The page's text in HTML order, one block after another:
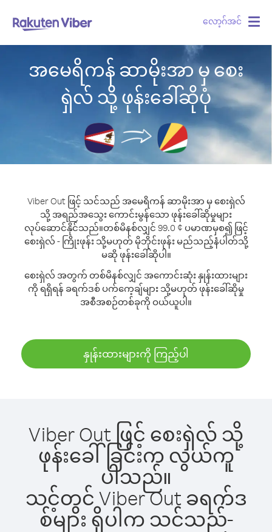
လော့ဂ်အင်
အမေရိကန် ဆာမိုးအာ မှ စေး
ရှဲလ် သို့ ဖုန်းခေါ်ဆိုပုံ
Viber Out ဖြင့် သင်သည် အမေရိကန် ဆာမိုးအာ မှ စေးရှဲလ်
သို့ အရည်အသွေး ကောင်းမွန်သော ဖုန်းခေါ်ဆိုမှုများ
လုပ်ဆောင်နိုင်သည်။တစ်မိနစ်လျှင် 99.0 ¢ ပမာဏမှစ၍ ဖြင့်
စေးရှဲလ် - ကြိုးဖုန်း သို့မဟုတ် မိုဘိုင်းဖုန်း မည်သည့်နံပါတ်သို့
မဆို ဖုန်းခေါ်ဆိုပါ။
စေးရှဲလ် အတွက် တစ်မိနစ်လျှင် အကောင်းဆုံး နှုန်းထားများ
ကို ရရှိရန် ခရက်ဒစ် ပက်ကေ့ချ်များ သို့မဟုတ် ဖုန်းခေါ်ဆိုမှု
အစီအစဉ်တစ်ခုကို ဝယ်ယူပါ။
နှုန်းထားများကို ကြည့်ပါ
Viber Out ဖြင့် စေးရှဲလ် သို့
ဖုန်းခေါ်ခြင်းက လွယ်ကူ
ပါသည်။
သင့်တွင် Viber Out ခရက်ဒ
စ်များ ရှိပါက သင်သည်-